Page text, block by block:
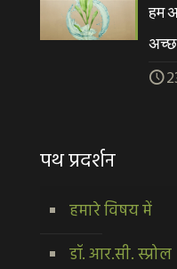
हम
पथ प्रदर्शन
हमारे विषय में
डॉ. आर.सी. स्प्रोल